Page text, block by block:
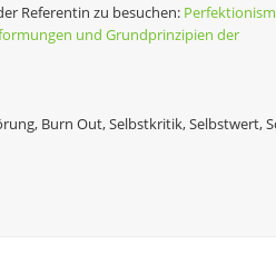
Referentin zu besuchen:
und Grundprinzipien der
Burn Out, Selbstkritik, Selbstwert,